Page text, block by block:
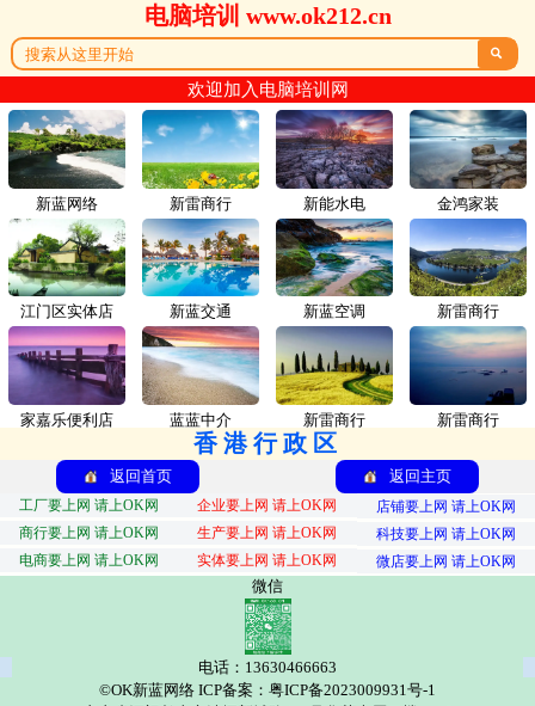
电脑培训 www.ok212.cn

欢迎加入电脑培训网
新蓝网络 新雷商行
江门区实体店 新蓝交通
家嘉乐便利店 蓝蓝中介
新能水电 金鸿家装
新蓝空调 新雷商行
新雷商行 新雷商行
香港行政区
返回首页 返回主页
工厂要上网 请上OK网 企业要上网 请上OK网
店铺要上网 请上OK网
商行要上网 请上OK网
生产要上网 请上OK网
科技要上网 请上OK网
电商要上网 请上OK网
实体要上网 请上OK网 微店要上网 请上OK网
微信
电话：13630466663
©OK新蓝网络 ICP备案：粤ICP备2023009931号-1